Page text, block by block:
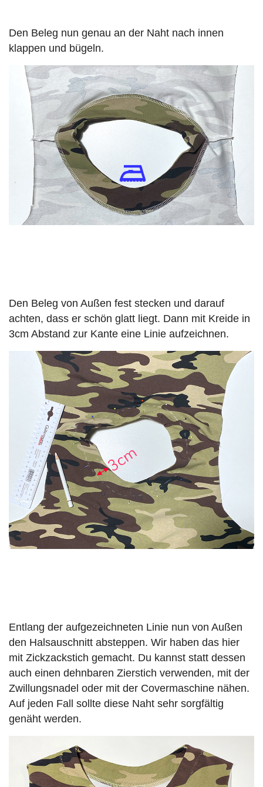
Den Beleg nun genau an der Naht nach innen
klappen und bügeln.
Den Beleg von Außen fest stecken und darauf
achten, dass er schön glatt liegt. Dann mit Kreide in
3cm Abstand zur Kante eine Linie aufzeichnen.
Entlang der aufgezeichneten Linie nun von Außen
den Halsauschnitt absteppen. Wir haben das hier
mit Zickzackstich gemacht. Du kannst statt dessen
auch einen dehnbaren Zierstich verwenden, mit der
Zwillungsnadel oder mit der Covermaschine nähen.
Auf jeden Fall sollte diese Naht sehr sorgfältig
genäht werden.